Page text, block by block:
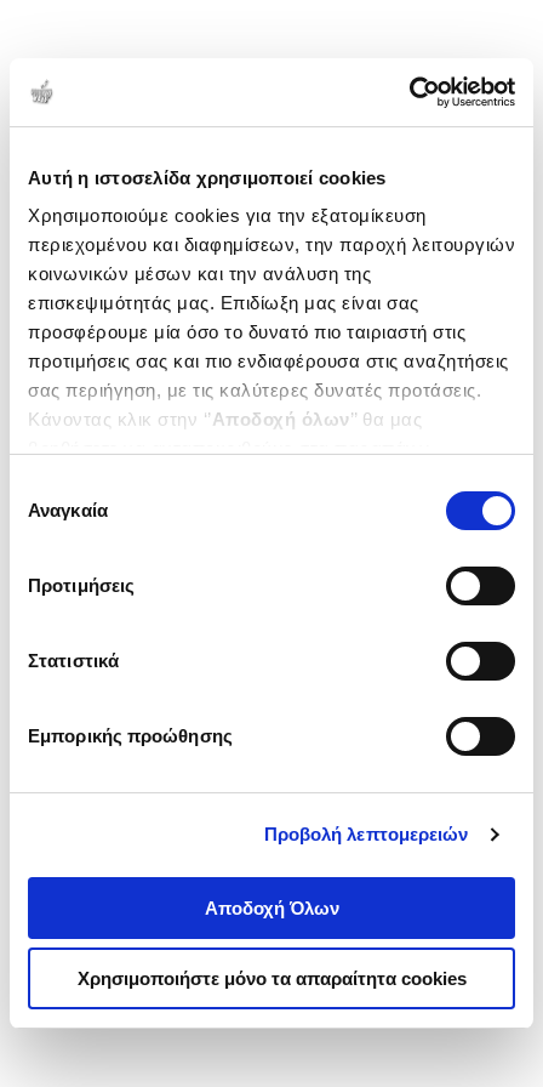
Αυτή η ιστοσελίδα χρησιμοποιεί cookies
Χρησιμοποιούμε cookies για την εξατομίκευση
περιεχομένου και διαφημίσεων, την παροχή λειτουργιών
κοινωνικών μέσων και την ανάλυση της
επισκεψιμότητάς μας. Επιδίωξη μας είναι σας
προσφέρουμε μία όσο το δυνατό πιο ταιριαστή στις
προτιμήσεις σας και πιο ενδιαφέρουσα στις αναζητήσεις
σας περιήγηση, με τις καλύτερες δυνατές προτάσεις.
Κάνοντας κλικ στην ‘’Αποδοχή όλων’’ θα μας
ενδιαφέρουν και να επιλέξετε από τα παρακάτω με την
΄΄και να ενημερωθείτε σχετικά με
συγκατάθεσης
Αναγκαία
Προτιμήσεις
Στατιστικά
Εμπορικής προώθησης
Προβολή λεπτομερειών
Αποδοχή Όλων
Χρησιμοποιήστε μόνο τα απαραίτητα cookies